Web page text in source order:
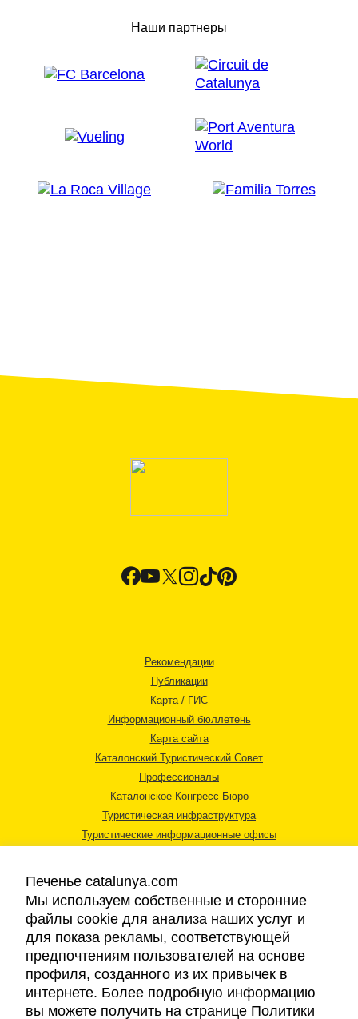
Наши партнеры
Рекомендации
Публикации
Карта / ГИС
Информационный бюллетень
Карта сайта
Каталонский Туристический Совет
Профессионалы
Каталонское Конгресс-Бюро
Туристическая инфраструктура
Туристические информационные офисы
Правовая информация
Cookies
Доступность
Печенье catalunya.com
Мы используем собственные и сторонние
файлы cookie для анализа наших услуг и
для показа рекламы, соответствующей
предпочтениям пользователей на основе
профиля, созданного из их привычек в
интернете. Более подробную информацию
вы можете получить на странице Политики